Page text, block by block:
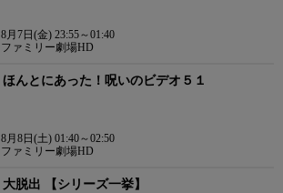
8月7日(金) 23:55～01:40
ファミリー劇場HD
ほんとにあった！呪いのビデオ５１
8月8日(土) 01:40～02:50
ファミリー劇場HD
大脱出 【シリーズ一挙】